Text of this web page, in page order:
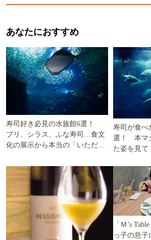
あなたにおすすめ
寿司好き必見の水族館6選！
ブリ、シラス、ふな寿司…食文
化の展示から本当の「いただき
寿司が食べ
選！ 本マ
た姿を見て
「Ｍ’s Table」さんへ。アレルギー
っ子の息子